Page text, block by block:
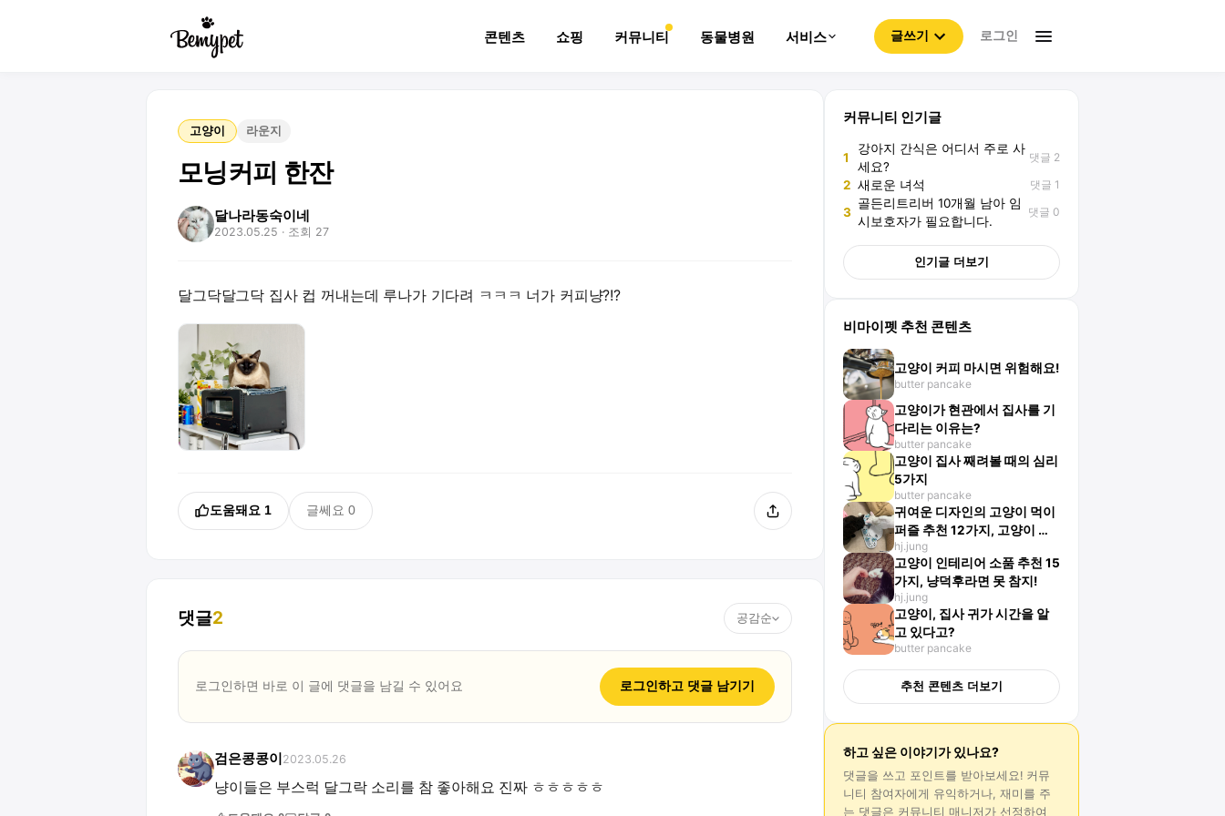
콘텐츠 쇼핑 커뮤니티 동물병원 서비스 글쓰기 로그인
고양이 라운지
모닝커피 한잔
달나라동숙이네
2023.05.25 · 조회 27
달그닥달그닥 집사 컵 꺼내는데 루나가 기다려 ㅋㅋㅋ 너가 커피냥?!?
도움돼요 1 글쎄요 0
댓글2 공감순
로그인하면 바로 이 글에 댓글을 남길 수 있어요 로그인하고 댓글 남기기
검은콩콩이 2023.05.26
냥이들은 부스럭 달그락 소리를 참 좋아해요 진짜 ㅎㅎㅎㅎㅎ
커뮤니티 인기글
1
강아지 간식은 어디서 주로 사
세요?
댓글 2
2 새로운 녀석 댓글 1
3
골든리트리버 10개월 남아 임
시보호자가 필요합니다.
댓글 0
인기글 더보기
비마이펫 추천 콘텐츠
고양이 커피 마시면 위험해요!
butter pancake
고양이가 현관에서 집사를 기
다리는 이유는?
butter pancake
고양이 집사 째려볼 때의 심리
5가지
butter pancake
귀여운 디자인의 고양이 먹이
퍼즐 추천 12가지, 고양이 스
트레스를 줄여줘요!
hj.jung
고양이 인테리어 소품 추천 15
가지, 냥덕후라면 못 참지!
hj.jung
고양이, 집사 귀가 시간을 알
고 있다고?
butter pancake
추천 콘텐츠 더보기
하고 싶은 이야기가 있나요?
댓글을 쓰고 포인트를 받아보세요! 커뮤
니티 참여자에게 유익하거나, 재미를 주
는 댓글은 커뮤니티 매니저가 선정하여